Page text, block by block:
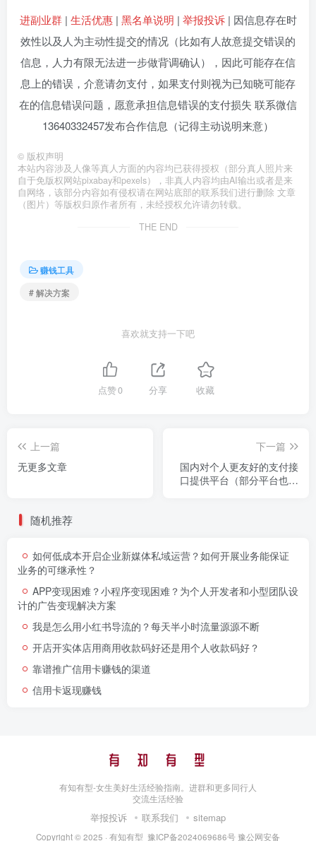
进副业群| 生活优惠| 黑名单说明 | 举报投诉| 因信息存在时
效性以及人为主动性提交的情况（比如有人故意提交错误的
信息，人力有限无法进一步做背调确认），因此可能存在信
息上的错误，介意请勿支付，如果支付则视为已知晓可能存
在的信息错误问题，愿意承担信息错误的支付损失 联系微信
13640332457发布合作信息（记得主动说明来意）
© 版权声明
本站内容涉及人像等真人方面的内容均已获得授权（部分真人照片来
自于免版权网站pixabay和pexels），非真人内容均由AI输出或者是来
自网络，该部分内容如有侵权请在网站底部的联系我们进行删除 文章
（图片）等版权归原作者所有，未经授权允许请勿转载。
THE END
赚钱工具
# 解决方案
喜欢就支持一下吧
点赞0 分享 收藏
上一篇
无更多文章
下一篇
国内对个人更友好的支付接
口提供平台（部分平台也支
随机推荐
如何低成本开启企业新媒体私域运营？如何开展业务能保证
业务的可继承性？
APP变现困难？小程序变现困难？为个人开发者​​和​​小型团队​​设
计的广告变现解决方案
我是怎么用小红书导流的？每天半小时流量源源不断
开店开实体店用商用收款码好还是用个人收款码好？
靠谱推广信用卡赚钱的渠道
信用卡返现赚钱
有知有型-女生美好生活经验指南。进群和更多同行人
交流生活经验
举报投诉 联系我们 sitemap
Copyright © 2025 · 有知有型 豫ICP备2024069686号 豫公网安备